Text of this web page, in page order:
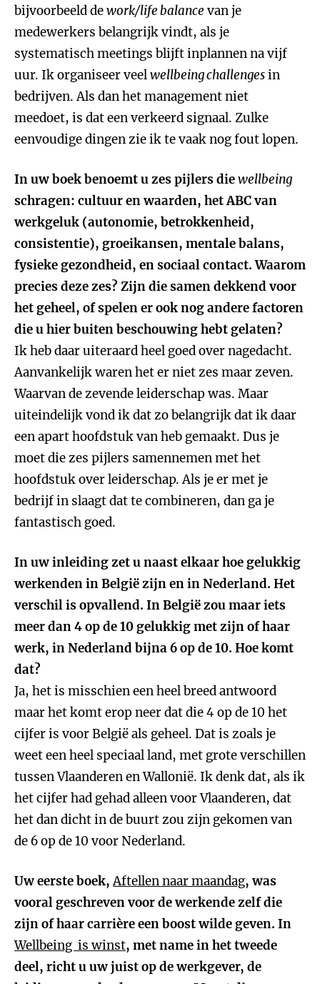
bijvoorbeeld dework/life balance van je
medewerkers belangrijk vindt, als je
systematisch meetings blijft inplannen na vijf
uur. Ik organiseer veelwellbeing challengesin
bedrijven. Als dan het management niet
meedoet, is dat een verkeerd signaal. Zulke
eenvoudige dingen zie ik te vaak nog fout lopen.
In uw boek benoemt u zes pijlers diewellbeing
schragen: cultuur en waarden, het ABC van
werkgeluk (autonomie, betrokkenheid,
consistentie), groeikansen, mentale balans,
fysieke gezondheid, en sociaal contact. Waarom
precies deze zes? Zijn die samen dekkend voor
het geheel, of spelen er ook nog andere factoren
die u hier buiten beschouwing hebt gelaten?
Ik heb daar uiteraard heel goed over nagedacht.
Aanvankelijk waren het er niet zes maar zeven.
Waarvan de zevende leiderschap was. Maar
uiteindelijk vond ik dat zo belangrijk dat ik daar
een apart hoofdstuk van heb gemaakt. Dus je
moet die zes pijlers samennemen met het
hoofdstuk over leiderschap. Als je er met je
bedrijf in slaagt dat te combineren, dan ga je
fantastisch goed.
In uw inleiding zet u naast elkaar hoe gelukkig
werkenden in België zijn en in Nederland. Het
verschil is opvallend. In België zou maar iets
meer dan 4 op de 10 gelukkig met zijn of haar
werk, in Nederland bijna 6 op de 10. Hoe komt
dat?
Ja, het is misschien een heel breed antwoord
maar het komt erop neer dat die 4 op de 10 het
cijfer is voor België als geheel. Dat is zoals je
weet een heel speciaal land, met grote verschillen
tussen Vlaanderen en Wallonië. Ik denk dat, als ik
het cijfer had gehad alleen voor Vlaanderen, dat
het dan dicht in de buurt zou zijn gekomen van
de 6 op de 10 voor Nederland.
Uw eerste boek,Aftellen naar maandag, was
vooral geschreven voor de werkende zelf die
zijn of haar carrière een boost wilde geven. In
Wellbeing is winst, met name in het tweede
deel, richt u uw juist op de werkgever, de